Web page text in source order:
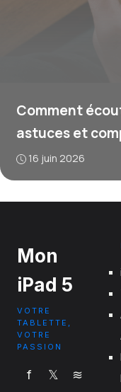
Comment
astuces et
16 juin 2026
Mon
iPad 5
VOTRE
TABLETTE,
VOTRE
PASSION
f 𝕏 ≋